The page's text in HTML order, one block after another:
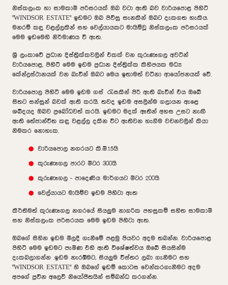
නිස්කලංක හා සාමකාමී පරිසරයක් ඔබ වටා ඇති බව වාරියපොළ පිහිටි
"WINDSOR ESTATE" ඉඩමට ඔබ පිවිසු සැනකින් ඔබට දැකගත හැකිය.
මනරම් කඳු වළල්ලකින් සහ වෙල්යායකට මායිම්වූ නිස්කලංක පරිසරයක්
මෙම ඉඩමෙහි නිර්මාණය වී ඇත.
ශ්‍රී ලංකාවේ ප්‍රධාන දිස්ත්‍රික්කවලින් එකක් වන කුරුණෑගල අවටින්
වාරියපොළ, පිහිටි මෙම ඉඩම ප්‍රධාන දිස්ත්‍රික්ක කිහිපයක මධ්‍ය
කේන්ද්‍රස්ථානයක් වන බැවින් ඔබට මෙය ඉතාමත් වටිනා ආයෝජනයක් වේ.
වාරියපොල පිහිටි මෙම ඉඩම ගස් රැසකින් පිරී ඇති බැවින් එය ඔබේ
සිතට සන්සුන් බවක් ඇති කරයි. තවද ඉඩම අසලින්ම ගලායන ඇළෙ
ශබ්දයද ඔබව ප්‍රබෝධවත් කරයි. ඉඩමට මදක් ඈතින් අහස උසට නැඟී
ඇති තේජාන්විත කඳු වළල්ල දකින විට ඇතිවන හැගීම වචනවලින් කියා
නිමකර නොහැක.
වාරියපොල නගරයට කි.මී.1.5යි
කුරුණෑගල පාරට මීටර 300යි
කුරුණෑගල - පාදෙණිය මාර්ගයට මීටර 200යි
වෙල්යායට මායිම්ව ඉඩම පිහිටා ඇත
කීර්තිමත් කුරුණෑගල නගරයේ සියලුම නාගරික පහසුකම් සහිත සාමකාමී
සහ නිස්කලංක පරිසරයක මෙම ඉඩම පිහිටා ඇත.
ඔබගේ සිහින ඉඩම මිලදී ගැනීමේ පළමු පියවර අදම තබන්න. වාරියපොළ
පිහිටි මෙම ඉඩමට පැමිණ එහි ඇති විශේෂත්වය ඔබේ සියසින්ම
දැකබලාගන්න .ඉඩම නැරඹීමට, සියලුම විස්තර ලබා ගැනීමට සහ
"WINDSOR ESTATE" හි ඔබගේ ඉඩම් කොටස වෙන්කරගැනීමට අදම
අපගේ ප්‍රවීන අලෙවි නියෝජිතයින් සම්බන්ධ කරගන්න.